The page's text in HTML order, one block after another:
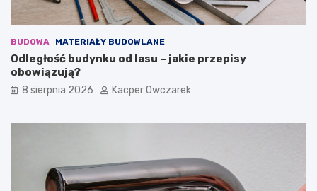
BUDOWA MATERIAŁY BUDOWLANE
Odległość budynku od lasu – jakie przepisy
obowiązują?
8 sierpnia 2026 Kacper Owczarek